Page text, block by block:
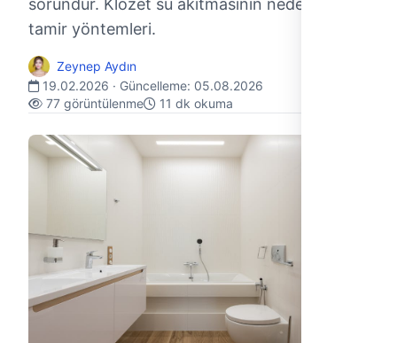
sorundur. Klozet su akıtmasının nedenleri ve
tamir yöntemleri.
Zeynep Aydın
19.02.2026 · Güncelleme: 05.08.2026
77 görüntülenme
11 dk okuma